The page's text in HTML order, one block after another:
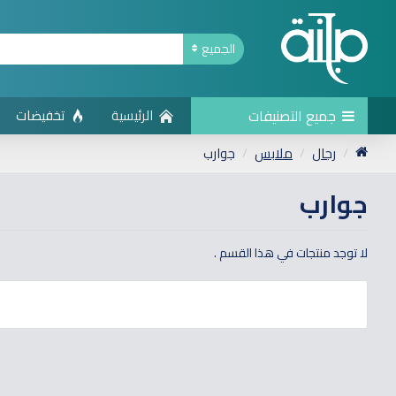
الجميع
جميع التصنيفات الرئيسية
تخفيضات
رجال
ملابس جوارب
جوارب
لا توجد منتجات في هذا القسم .